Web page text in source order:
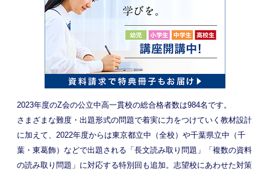
2023年度のZ会の公立中高一貫校の総合格者数は984名です。
さまざまな難度・出題形式の問題で着実に力をつけていく教材設計
に加えて、2022年度からは東京都立中（全校）や千葉県立中（千
葉・東葛飾）などで出題される「長文読み取り問題」「複数の資料
の読み取り問題」に対応する特別回も追加。志望校にあわせた対策